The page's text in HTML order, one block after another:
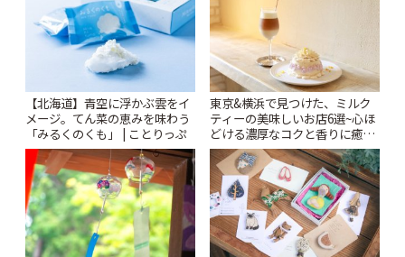
【北海道】青空に浮かぶ雲をイ
メージ。てん菜の恵みを味わう
「みるくのくも」 | ことりっぷ
東京&横浜で見つけた、ミルク
ティーの美味しいお店6選~心ほ
どける濃厚なコクと香りに癒や
されるティータイム~ | ことりっ
ぷ